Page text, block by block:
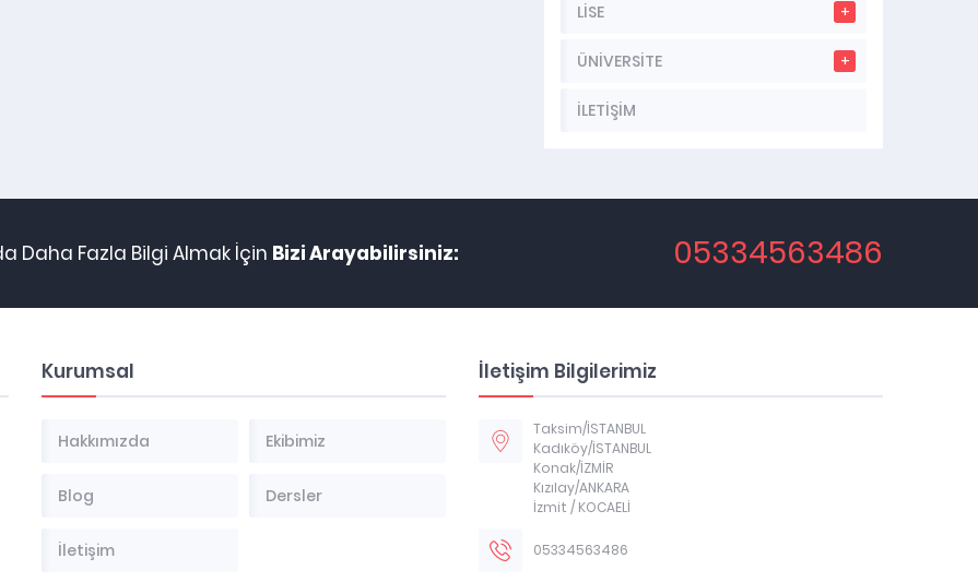
LİSE
ÜNİVERSİTE
İLETİŞİM
Daha Fazla Bilgi Almak İçin Bizi Arayabilirsiniz: 05334563486
Kurumsal
Hakkımızda Ekibimiz
Blog Dersler
İletişim
İletişim Bilgilerimiz
Taksim/İSTANBUL
Kadıköy/İSTANBUL
Konak/İZMİR
Kızılay/ANKARA
İzmit / KOCAELİ
05334563486